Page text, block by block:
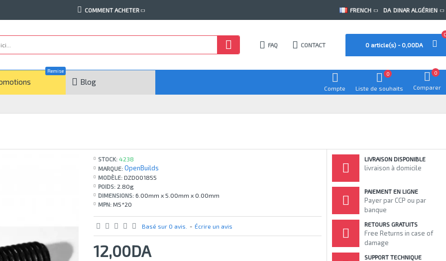
COMMENT ACHETER FRENCH DA DINAR ALGÉRIEN
FAQ CONTACT 0 article(s) - 0,00DA
Remise
Blog
Compte Liste de souhaits
0
Comparer
0
STOCK: 4238
MARQUE: OpenBuilds
MODÈLE: DZD001855
POIDS: 2.80g
DIMENSIONS: 6.00mm x 5.00mm x 0.00mm
MPN: M5*20
Basé sur 0 avis. - Écrire un avis
12,00DA
LIVRAISON DISPONIBLE
livraison à domicile
PAIEMENT EN LIGNE
Payer par CCP ou par
banque
RETOURS GRATUITS
Free Returns in case of
damage
SUPPORT TECHNIQUE